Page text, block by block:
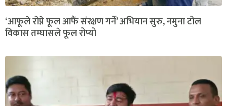
‘आफूले रोप्ने फूल आफैं संरक्षण गर्ने’ अभियान सुरु, नमुना टोल
विकास तम्घासले फूल रोप्यो